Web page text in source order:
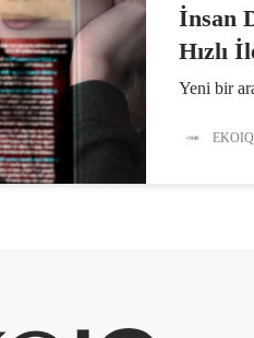
İnsan
Hızlı
Yeni bir
arttığını
EKOIQ